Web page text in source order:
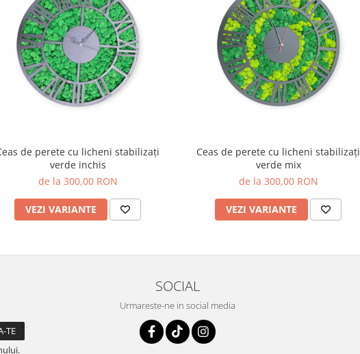
de perete cu licheni stabilizați
verde inchis
de la 300,00 RON
VEZI VARIANTE
Ceas de perete cu licheni stabilizați
verde mix
de la 300,00 RON
VEZI VARIANTE
SOCIAL
Urmareste-ne in social media